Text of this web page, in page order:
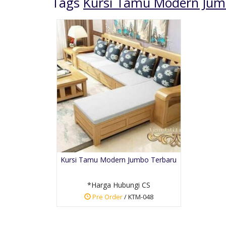
Kursi Tamu Modern Jumbo Terbaru
*Harga Hubungi CS
Pre Order/ KTM-048
Mimbar Masjid Ukir
Cat Emas
*Harga Hubungi CS
Pre Order